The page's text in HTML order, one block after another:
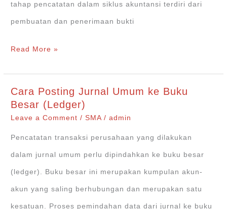
tahap pencatatan dalam siklus akuntansi terdiri dari
pembuatan dan penerimaan bukti
3
Akuntansi
Perusahaan
Jasa
Read More »
Cara Posting Jurnal Umum ke Buku
Besar (Ledger)
Leave a Comment /SMA /admin
Pencatatan transaksi perusahaan yang dilakukan
dalam jurnal umum perlu dipindahkan ke buku besar
(ledger). Buku besar ini merupakan kumpulan akun-
akun yang saling berhubungan dan merupakan satu
kesatuan. Proses pemindahan data dari jurnal ke buku